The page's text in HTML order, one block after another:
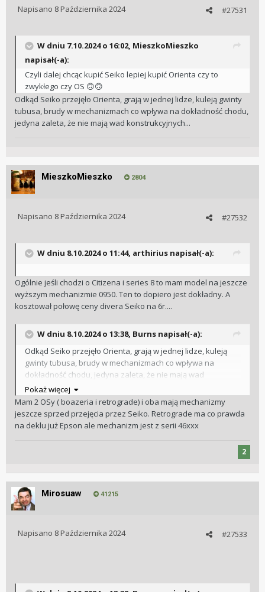
#27531
Napisano 8 Października 2024
W dniu 7.10.2024 o 16:02, MieszkoMieszko
napisał(-a):
Czyli dalej chcąc kupić Seiko lepiej kupić Orienta czy to
zwykłego czy OS 🙃🙃
Odkąd Seiko przejęło Orienta, grają w jednej lidze, kuleją gwinty
tubusa, brudy w mechanizmach co wpływa na dokładność chodu,
jedyna zaleta, że nie mają wad konstrukcyjnych...
MieszkoMieszko 2804
#27532
Napisano 8 Października 2024
W dniu 8.10.2024 o 11:44, arthirius napisał(-a):
Ogólnie jeśli chodzi o Citizena i series 8 to mam model na jeszcze
wyższym mechanizmie 0950. Ten to dopiero jest dokładny. A
kosztował połowę ceny divera Seiko na 6r....
W dniu 8.10.2024 o 13:38, Burns napisał(-a):
Odkąd Seiko przejęło Orienta, grają w jednej lidze, kuleją
gwinty tubusa, brudy w mechanizmach co wpływa na
dokładność chodu, jedyna zaleta, że nie mają wad
konstrukcyjnych...
Pokaż więcej
Mam 2 OSy ( boazeria i retrograde) i oba mają mechanizmy
jeszcze sprzed przejęcia przez Seiko. Retrograde ma co prawda
na deklu już Epson ale mechanizm jest z serii 46xxx
2
Mirosuaw 41215
#27533
Napisano 8 Października 2024